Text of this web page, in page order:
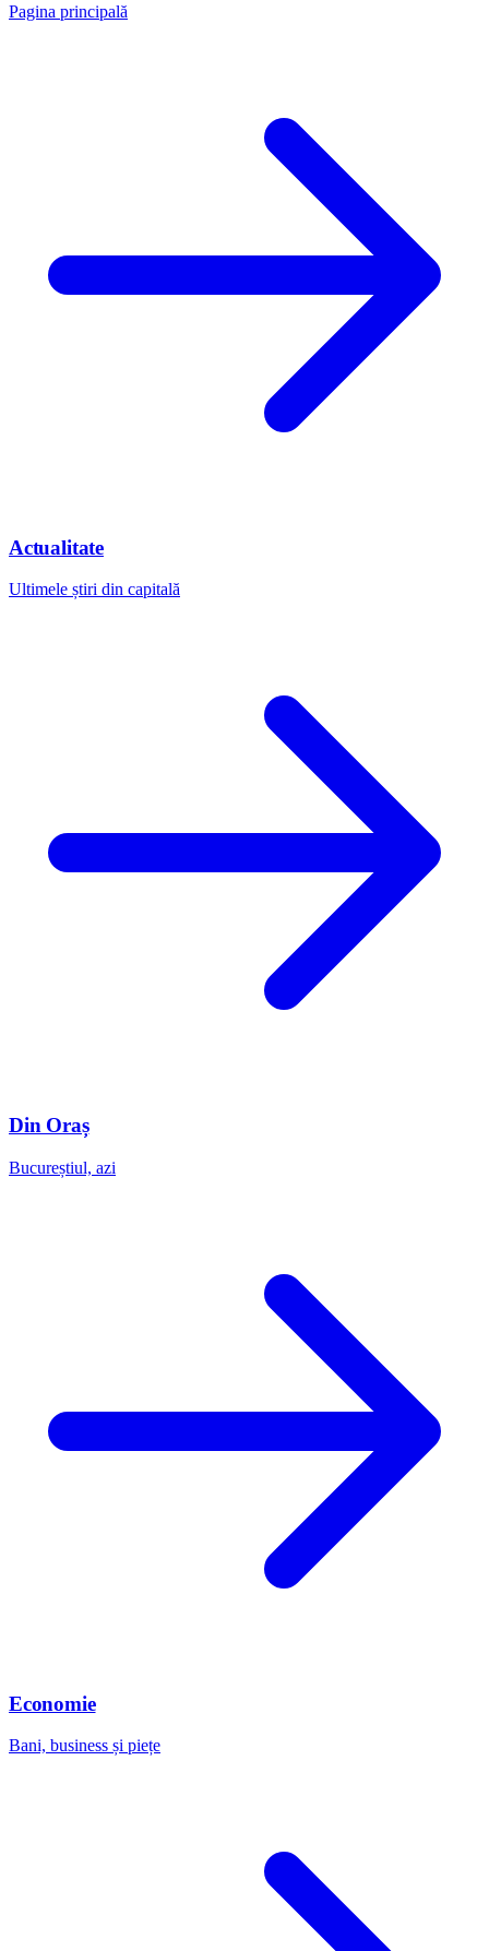
Pagina principală
Actualitate
Ultimele știri din capitală
Din Oraș
Bucureștiul, azi
Economie
Bani, business și piețe